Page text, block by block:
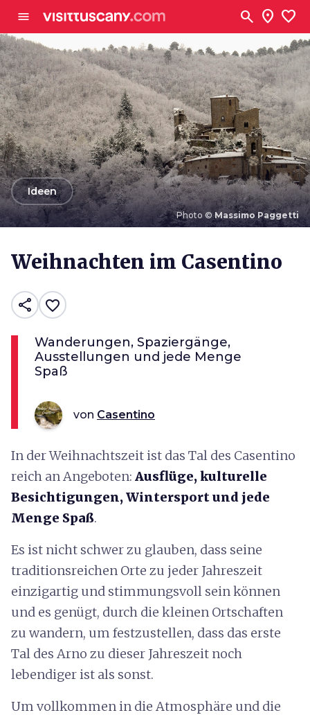
menu search location_on favorite
Photo ©Massimo Paggetti
arrow_backIdeen
Weihnachten im Casentino
share favorite_border
Wanderungen, Spaziergänge,
Ausstellungen und jede Menge
Spaß
von Casentino
In der Weihnachtszeit ist das Tal des Casentino
reich an Angeboten: Ausflüge, kulturelle
Besichtigungen, Wintersport und jede
Menge Spaß.
Es ist nicht schwer zu glauben, dass seine
traditionsreichen Orte zu jeder Jahreszeit
einzigartig und stimmungsvoll sein können
und es genügt, durch die kleinen Ortschaften
zu wandern, um festzustellen, dass das erste
Tal des Arno zu dieser Jahreszeit noch
lebendiger ist als sonst.
Um vollkommen in die Atmosphäre und die